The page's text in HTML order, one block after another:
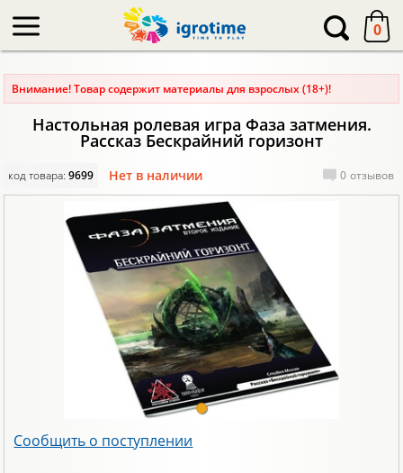
0
Внимание! Товар содержит материалы для взрослых (18+)!
Настольная ролевая игра Фаза затмения.
Рассказ Бескрайний горизонт
код товара:9699 Нет в наличии 0 отзывов
Сообщить о поступлении